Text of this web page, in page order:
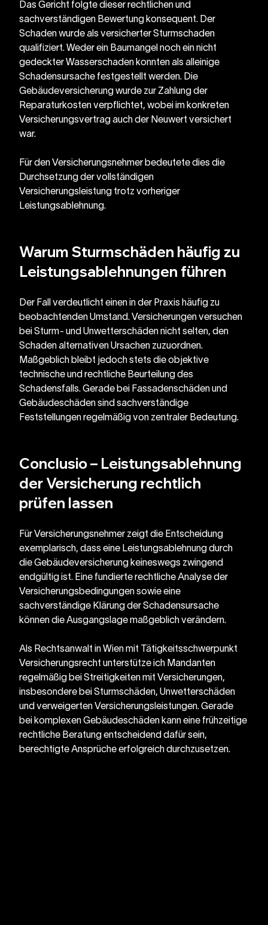
Das Gericht folgte dieser rechtlichen und
sachverständigen Bewertung konsequent. Der
Schaden wurde als versicherter Sturmschaden
qualifiziert. Weder ein Baumangel noch ein nicht
gedeckter Wasserschaden konnten als alleinige
Schadensursache festgestellt werden. Die
Gebäudeversicherung wurde zur Zahlung der
Reparaturkosten verpflichtet, wobei im konkreten
Versicherungsvertrag auch der Neuwert versichert
war.
Für den Versicherungsnehmer bedeutete dies die
Durchsetzung der vollständigen
Versicherungsleistung trotz vorheriger
Leistungsablehnung.
Warum Sturmschäden häufig zu
Leistungsablehnungen führen
Der Fall verdeutlicht einen in der Praxis häufig zu
beobachtenden Umstand. Versicherungen versuchen
bei Sturm- und Unwetterschäden nicht selten, den
Schaden alternativen Ursachen zuzuordnen.
Maßgeblich bleibt jedoch stets die objektive
technische und rechtliche Beurteilung des
Schadensfalls. Gerade bei Fassadenschäden und
Gebäudeschäden sind sachverständige
Feststellungen regelmäßig von zentraler Bedeutung.
Conclusio – Leistungsablehnung
der Versicherung rechtlich
prüfen lassen
Für Versicherungsnehmer zeigt die Entscheidung
exemplarisch, dass eine Leistungsablehnung durch
die Gebäudeversicherung keineswegs zwingend
endgültig ist. Eine fundierte rechtliche Analyse der
Versicherungsbedingungen sowie eine
sachverständige Klärung der Schadensursache
können die Ausgangslage maßgeblich verändern.
Als Rechtsanwalt in Wien mit Tätigkeitsschwerpunkt
Versicherungsrecht unterstütze ich Mandanten
regelmäßig bei Streitigkeiten mit Versicherungen,
insbesondere bei Sturmschäden, Unwetterschäden
und verweigerten Versicherungsleistungen. Gerade
bei komplexen Gebäudeschäden kann eine frühzeitige
rechtliche Beratung entscheidend dafür sein,
berechtigte Ansprüche erfolgreich durchzusetzen.